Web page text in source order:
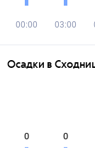
00:00 03:00
Осадки в
0 0